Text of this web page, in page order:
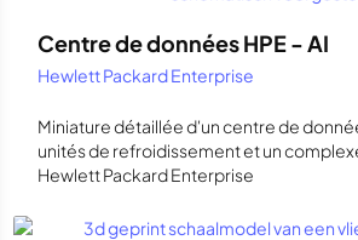
Centre de données HPE - AI
Hewlett Packard Enterprise
Miniature détaillée d'un centre de
unités de refroidissement et un
Hewlett Packard Enterprise